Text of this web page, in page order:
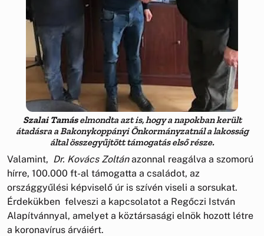
Szalai Tamáselmondta azt is, hogy a napokban került
átadásra a Bakonykoppányi Önkormányzatnál a lakosság
által összegyűjtött támogatás első része.
Valamint, Dr. Kovács Zoltánazonnal reagálva a szomorú
hírre, 100.000 ft-al támogatta a családot, az
országgyűlési képviselő úr is szívén viseli a sorsukat.
Érdekükben felveszi a kapcsolatot a Regőczi István
Alapítvánnyal, amelyet a köztársasági elnök hozott létre
a koronavírus árváiért.